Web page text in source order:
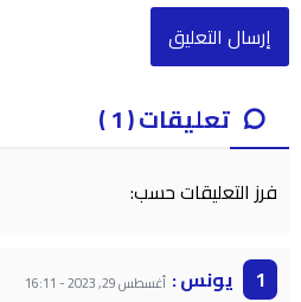
تعليقات ( 1 )
فرز التعليقات حسب:
يونس : أغسطس 29, 2023 -
16:11